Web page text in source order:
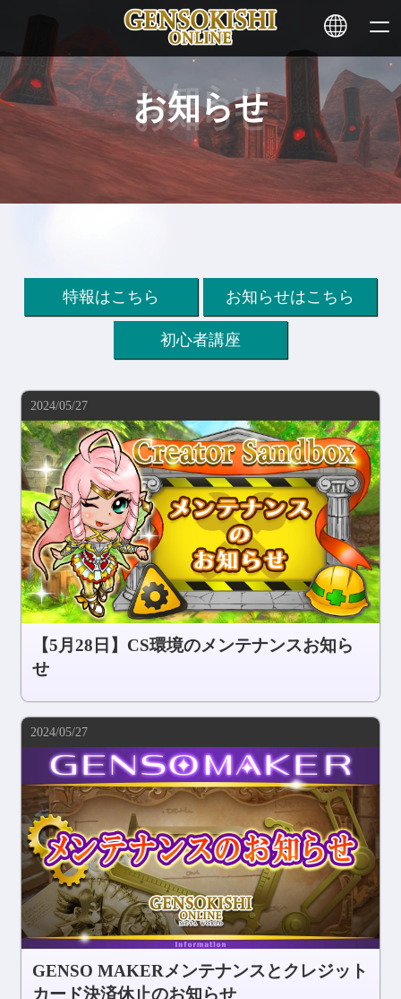
ニュース
ステーキング
お問い合わせ
コミュニティ
AGREEMENT&LICENCE
お知らせ
特報はこちら お知らせはこちら
初心者講座
2024/05/27
【5月28日】CS環境のメンテナンスお知ら
せ
2024/05/27
GENSO MAKERメンテナンスとクレジット
カード決済休止のお知らせ